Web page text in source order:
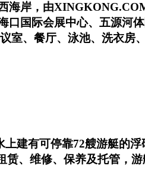
海岸，由
口国际会展中心、五源河
室、餐厅、泳池、洗衣房
建有可停靠72艘游艇的
、维修、保养及托管，游